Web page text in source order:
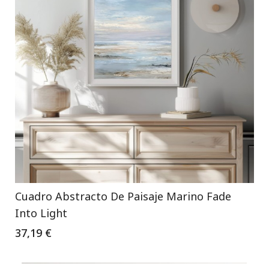
Cuadro Abstracto De Paisaje Marino Fade
Into Light
37,19 €